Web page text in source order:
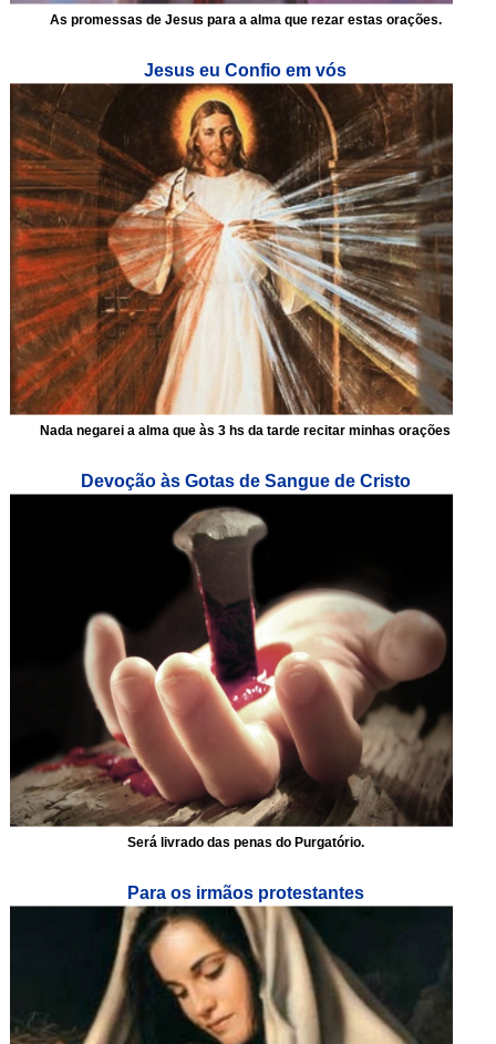
As promessas de Jesus para a alma que rezar estas orações.
Jesus eu Confio em vós
Nada negarei a alma que às 3 hs da tarde recitar minhas orações
Devoção às Gotas de Sangue de Cristo
Será livrado das penas do Purgatório.
Para os irmãos protestantes